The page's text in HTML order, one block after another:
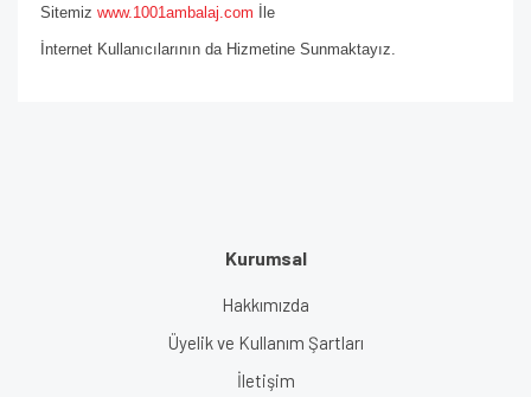
Sitemiz www.1001ambalaj.com İle
İnternet Kullanıcılarının da Hizmetine Sunmaktayız.
Kurumsal
Hakkımızda
Üyelik ve Kullanım Şartları
İletişim